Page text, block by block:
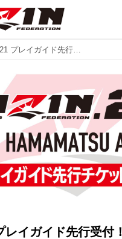
RIZIN.21 プレイガイド先行受付！
レイガイド先行受付！